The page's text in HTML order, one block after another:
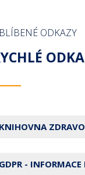
ODKAZY
- INFORMACE